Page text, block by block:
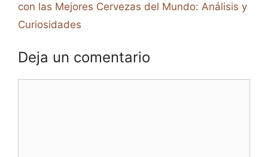
con las Mejores Cervezas del Mundo: Análisis y
Curiosidades
Deja un comentario